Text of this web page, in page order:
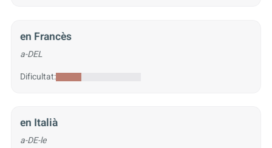
en Francès
a-DEL
Dificultat:
en Italià
a-DE-le